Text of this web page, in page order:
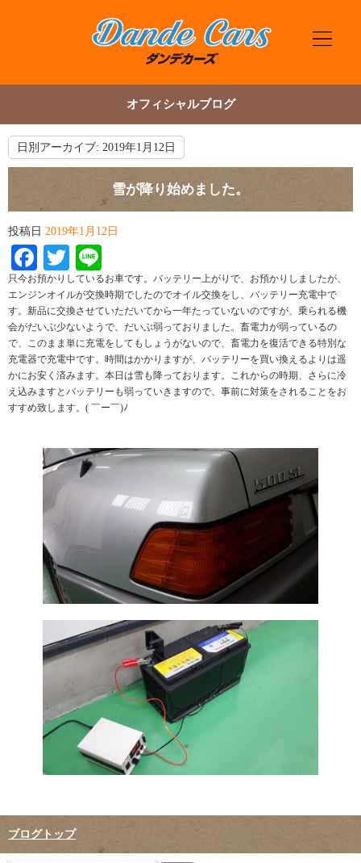
オフィシャルブログ
日別アーカイブ: 2019年1月12日
雪が降り始めました。
投稿日 2019年1月12日
Facebook
Twitter
只今お預かりしているお車です。バッテリー上がりで、お預かりしましたが、
エンジンオイルが交換時期でしたのでオイル交換をし、バッテリー充電中で
す。新品に交換させていただいてから一年たっていないのですが、乗られる機
会がだいぶ少ないようで、だいぶ弱っておりました。畜電力が弱っているの
で、このまま単に充電をしてもしょうがないので、畜電力を復活できる特別な
充電器で充電中です。時間はかかりますが、バッテリーを買い換えるよりは遥
かにお安く済みます。本日は雪も降っております。これからの時期、さらに冷
え込みますとバッテリーも弱っていきますので、事前に対策をされることをお
すすめ致します。( ￣ー￣)ﾉ
ブログトップ